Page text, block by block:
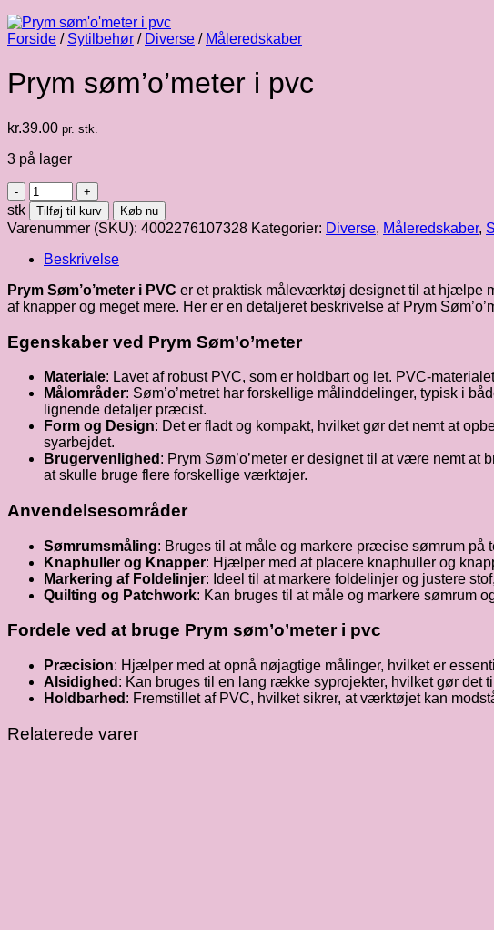
Forside / Sytilbehør / Diverse / Måleredskaber
Prym søm’o’meter i pvc
kr.39.00 pr. stk.
3 på lager
Prym
søm'o'meter
i
pvc
antal
stk Tilføj til kurv Køb nu
Varenummer (SKU): 4002276107328 Kategorier: Diverse, Måleredskaber,
Beskrivelse
Prym Søm’o’meter i PVC er et praktisk måleværktøj designet til at hjælpe
af knapper og meget mere. Her er en detaljeret beskrivelse af Prym
Egenskaber ved Prym Søm’o’meter
Materiale: Lavet af robust PVC, som er holdbart og let. PVC-
Målområder: Søm’o’metret har forskellige målinddelinger, typisk i
lignende detaljer præcist.
Form og Design: Det er fladt og kompakt, hvilket gør det nemt at
syarbejdet.
Brugervenlighed : Prym Søm’o’meter er designet til at være nemt
at skulle bruge flere forskellige værktøjer.
Anvendelsesområder
Sømrumsmåling: Bruges til at måle og markere præcise sømrum på
Knaphuller og Knapper: Hjælper med at placere knaphuller og
Markering af Foldelinjer: Ideel til at markere foldelinjer og justere
Quilting og Patchwork: Kan bruges til at måle og markere sømrum
Fordele ved at bruge Prym søm’o’meter i pvc
Præcision: Hjælper med at opnå nøjagtige målinger, hvilket er
Alsidighed : Kan bruges til en lang række syprojekter, hvilket gør
Holdbarhed : Fremstillet af PVC, hvilket sikrer, at værktøjet kan
Relaterede varer